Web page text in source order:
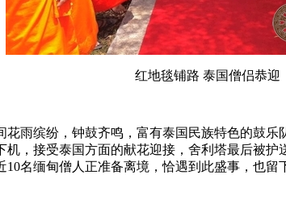
红地毯铺路 泰国僧侣恭迎
缤纷，钟鼓齐鸣，富有泰国民族特色的鼓乐
，接受泰国方面的献花迎接，舍利塔最后被
名缅甸僧人正准备离境，恰遇到此盛事，也留